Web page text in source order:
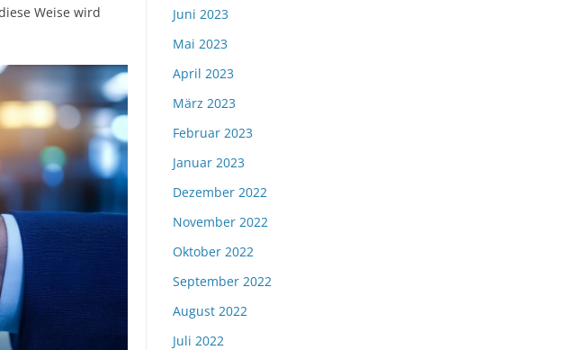
Weise wird
Juni 2023
Mai 2023
April 2023
März 2023
Februar 2023
Januar 2023
Dezember 2022
November 2022
Oktober 2022
September 2022
August 2022
Juli 2022